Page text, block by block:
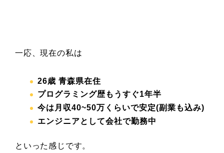
一応、現在の私は
26歳 青森県在住
プログラミング歴もうすぐ1年半
今は月収40~50万くらいで安定(副業も込み)
エンジニアとして会社で勤務中
といった感じです。